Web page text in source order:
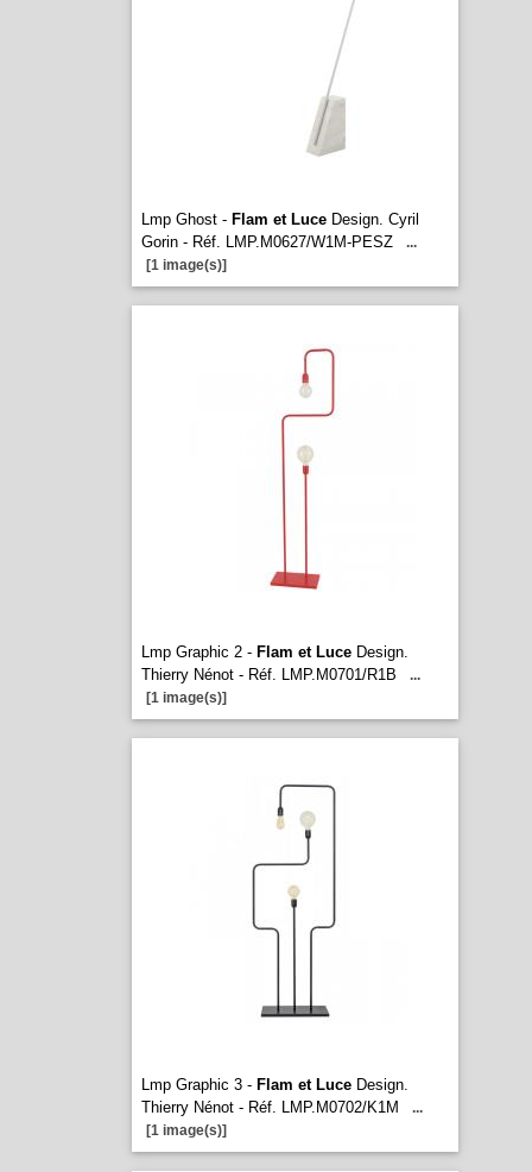
Lmp Ghost - Flam et LuceDesign. Cyril
Gorin - Réf. LMP.M0627/W1M-PESZ
...
[1 image(s)]
Lmp Graphic 2 - Flam et LuceDesign.
Thierry Nénot - Réf. LMP.M0701/R1B
...
[1 image(s)]
Lmp Graphic 3 - Flam et LuceDesign.
Thierry Nénot - Réf. LMP.M0702/K1M
...
[1 image(s)]